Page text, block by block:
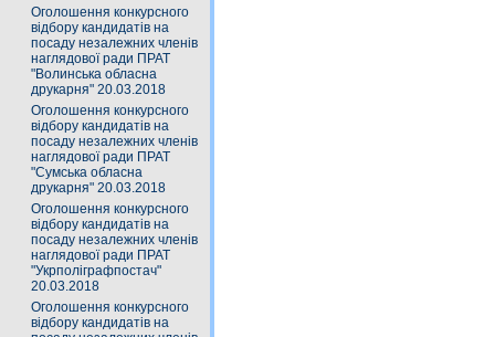
Оголошення конкурсного
відбору кандидатів на
посаду незалежних членів
наглядової ради ПРАТ
"Волинська обласна
друкарня" 20.03.2018
Оголошення конкурсного
відбору кандидатів на
посаду незалежних членів
наглядової ради ПРАТ
"Сумська обласна
друкарня" 20.03.2018
Оголошення конкурсного
відбору кандидатів на
посаду незалежних членів
наглядової ради ПРАТ
"Укрполіграфпостач"
20.03.2018
Оголошення конкурсного
відбору кандидатів на